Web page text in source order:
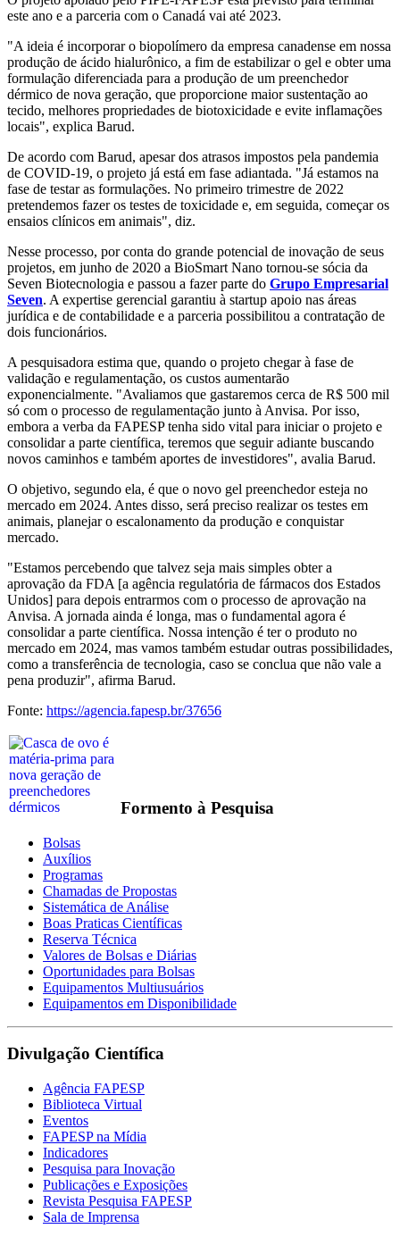
este ano e a parceria com o Canadá vai até 2023.
"A ideia é incorporar o biopolímero da empresa canadense em nossa
produção de ácido hialurônico, a fim de estabilizar o gel e obter uma
formulação diferenciada para a produção de um preenchedor
dérmico de nova geração, que proporcione maior sustentação ao
tecido, melhores propriedades de biotoxicidade e evite inflamações
locais", explica Barud.
De acordo com Barud, apesar dos atrasos impostos pela pandemia
de COVID-19, o projeto já está em fase adiantada. "Já estamos na
fase de testar as formulações. No primeiro trimestre de 2022
pretendemos fazer os testes de toxicidade e, em seguida, começar os
ensaios clínicos em animais", diz.
Nesse processo, por conta do grande potencial de inovação de seus
projetos, em junho de 2020 a BioSmart Nano tornou-se sócia da
Seven Biotecnologia e passou a fazer parte do Grupo Empresarial
Seven. A expertise gerencial garantiu à startup apoio nas áreas
jurídica e de contabilidade e a parceria possibilitou a contratação de
dois funcionários.
A pesquisadora estima que, quando o projeto chegar à fase de
validação e regulamentação, os custos aumentarão
exponencialmente. "Avaliamos que gastaremos cerca de R$ 500 mil
só com o processo de regulamentação junto à Anvisa. Por isso,
embora a verba da FAPESP tenha sido vital para iniciar o projeto e
consolidar a parte científica, teremos que seguir adiante buscando
novos caminhos e também aportes de investidores", avalia Barud.
O objetivo, segundo ela, é que o novo gel preenchedor esteja no
mercado em 2024. Antes disso, será preciso realizar os testes em
animais, planejar o escalonamento da produção e conquistar
mercado.
"Estamos percebendo que talvez seja mais simples obter a
aprovação da FDA [a agência regulatória de fármacos dos Estados
Unidos] para depois entrarmos com o processo de aprovação na
Anvisa. A jornada ainda é longa, mas o fundamental agora é
consolidar a parte científica. Nossa intenção é ter o produto no
mercado em 2024, mas vamos também estudar outras possibilidades,
como a transferência de tecnologia, caso se conclua que não vale a
pena produzir", afirma Barud.
Fonte: https://agencia.fapesp.br/37656
Formento à Pesquisa
Bolsas
Auxílios
Programas
Chamadas de Propostas
Sistemática de Análise
Boas Praticas Científicas
Reserva Técnica
Valores de Bolsas e Diárias
Oportunidades para Bolsas
Equipamentos Multiusuários
Equipamentos em Disponibilidade
Divulgação Científica
Agência FAPESP
Biblioteca Virtual
Eventos
FAPESP na Mídia
Indicadores
Pesquisa para Inovação
Publicações e Exposições
Revista Pesquisa FAPESP
Sala de Imprensa